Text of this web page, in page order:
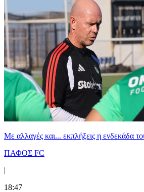
Με αλλαγές και... εκπλήξεις η ενδεκάδα
ΠΑΦΟΣ FC
|
18:47